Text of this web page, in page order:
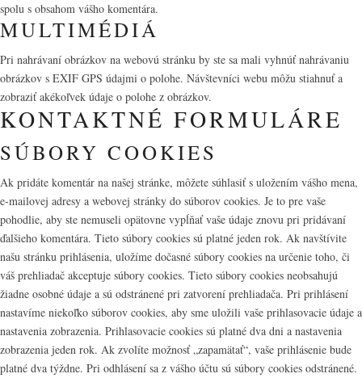
spolu s obsahom vášho komentára.
MULTIMÉDIÁ
Pri nahrávaní obrázkov na webovú stránku by ste sa mali vyhnúť nahrávaniu
obrázkov s EXIF GPS údajmi o polohe. Návštevníci webu môžu stiahnuť a
zobraziť akékoľvek údaje o polohe z obrázkov.
KONTAKTNÉ FORMULÁRE
SÚBORY COOKIES
Ak pridáte komentár na našej stránke, môžete súhlasiť s uložením vášho mena,
e-mailovej adresy a webovej stránky do súborov cookies. Je to pre vaše
pohodlie, aby ste nemuseli opätovne vypĺňať vaše údaje znovu pri pridávaní
ďalšieho komentára. Tieto súbory cookies sú platné jeden rok. Ak navštívite
našu stránku prihlásenia, uložíme dočasné súbory cookies na určenie toho, či
váš prehliadač akceptuje súbory cookies. Tieto súbory cookies neobsahujú
žiadne osobné údaje a sú odstránené pri zatvorení prehliadača. Pri prihlásení
nastavíme niekoľko súborov cookies, aby sme uložili vaše prihlasovacie údaje a
nastavenia zobrazenia. Prihlasovacie cookies sú platné dva dni a nastavenia
zobrazenia jeden rok. Ak zvolíte možnosť „zapamätať“, vaše prihlásenie bude
platné dva týždne. Pri odhlásení sa z vášho účtu sú súbory cookies odstránené.